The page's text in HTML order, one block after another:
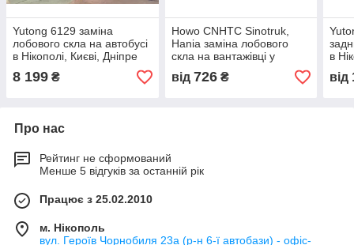
Yutong 6129 заміна
лобового скла на автобусі
в Нікополі, Києві, Дніпре
8 199 ₴
Howo CNHTC Sinotruk,
Hania заміна лобового
скла на вантажівці у
Нікополі, Києві, Дніпрі
від 726₴
в
від
Про нас
Рейтинг не сформований
Менше 5 відгуків за останній рік
Працює з 25.02.2010
м. Нікополь
вул. Героїв Чорнобиля 23а (р-н 6-ї автобази) - офіс-